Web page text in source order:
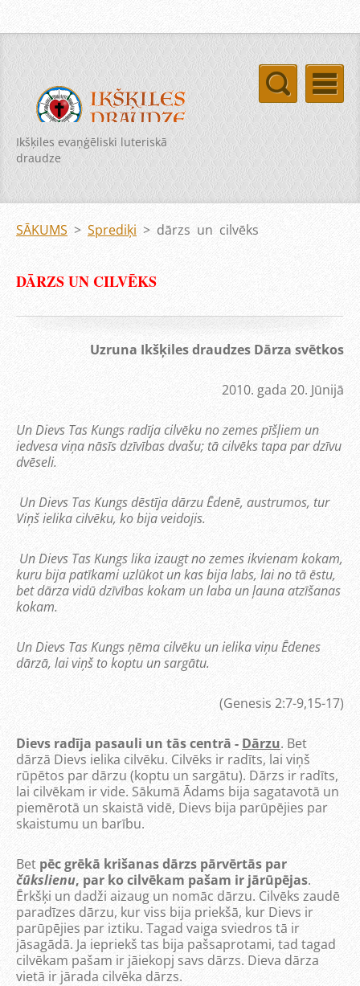
Ikšķiles evaņģēliski luteriskā
draudze
SĀKUMS > Sprediķi > dārzs un cilvēks
DĀRZS UN CILVĒKS
Uzruna Ikšķiles draudzes Dārza svētkos
2010. gada 20. Jūnijā
Un Dievs Tas Kungs radīja cilvēku no zemes pīšļiem un
iedvesa viņa nāsīs dzīvības dvašu; tā cilvēks tapa par dzīvu
dvēseli.
Un Dievs Tas Kungs dēstīja dārzu Ēdenē, austrumos, tur
Viņš ielika cilvēku, ko bija veidojis.
Un Dievs Tas Kungs lika izaugt no zemes ikvienam kokam,
kuru bija patīkami uzlūkot un kas bija labs, lai no tā ēstu,
bet dārza vidū dzīvības kokam un laba un ļauna atzīšanas
kokam.
Un Dievs Tas Kungs ņēma cilvēku un ielika viņu Ēdenes
dārzā, lai viņš to koptu un sargātu.
(Genesis 2:7-9,15-17)
Dievs radīja pasauli un tās centrā - Dārzu. Bet
dārzā Dievs ielika cilvēku. Cilvēks ir radīts, lai viņš
rūpētos par dārzu (koptu un sargātu). Dārzs ir radīts,
lai cilvēkam ir vide. Sākumā Ādams bija sagatavotā un
piemērotā un skaistā vidē, Dievs bija parūpējies par
skaistumu un barību.
Bet pēc grēkā krišanas dārzs pārvērtās par
čūkslienu, par ko cilvēkam pašam ir jārūpējas.
Ērkšķi un dadži aizaug un nomāc dārzu. Cilvēks zaudē
paradīzes dārzu, kur viss bija priekšā, kur Dievs ir
parūpējies par iztiku. Tagad vaiga sviedros tā ir
jāsagādā. Ja iepriekš tas bija pašsaprotami, tad tagad
cilvēkam pašam ir jāiekopj savs dārzs. Dieva dārza
vietā ir jārada cilvēka dārzs.